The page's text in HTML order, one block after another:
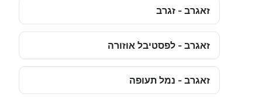
זאגרב - זגרב
זאגרב - לפסטיבל אוזורה
זאגרב - נמל תעופה